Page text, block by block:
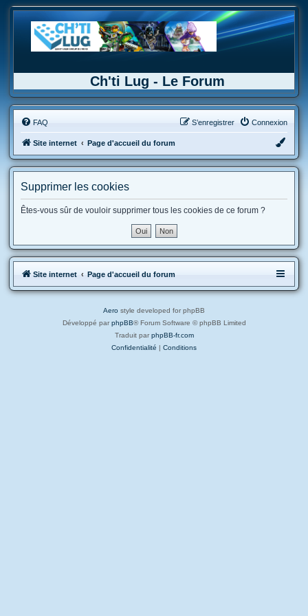
Ch'ti Lug - Le Forum
FAQ Connexion
S’enregistrer
Site internet Page d'accueil du forum
Supprimer les cookies
Êtes-vous sûr de vouloir supprimer tous les cookies de ce forum ?
Site internet Page d'accueil du forum
Aero style developed for phpBB
Développé par phpBB® Forum Software © phpBB Limited
Traduit par phpBB-fr.com
Confidentialité | Conditions